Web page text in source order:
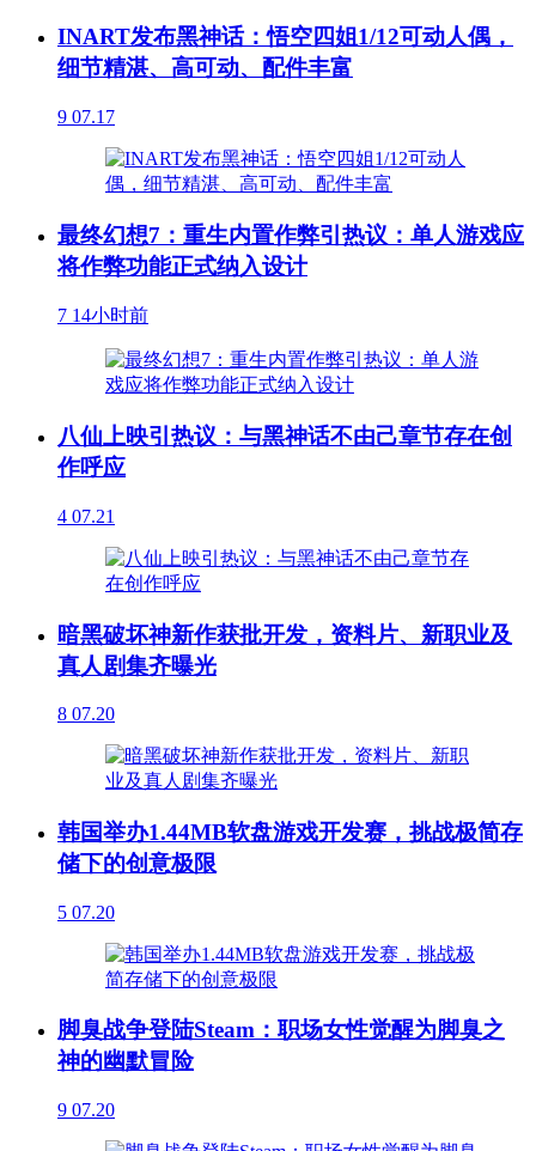
INART发布黑神话：悟空四姐1/12可动人偶，
细节精湛、高可动、配件丰富
9 07.17
最终幻想7：重生内置作弊引热议：单人游戏应
将作弊功能正式纳入设计
7 14小时前
八仙上映引热议：与黑神话不由己章节存在创
作呼应
4 07.21
暗黑破坏神新作获批开发，资料片、新职业及
真人剧集齐曝光
8 07.20
韩国举办1.44MB软盘游戏开发赛，挑战极简存
储下的创意极限
5 07.20
脚臭战争登陆Steam：职场女性觉醒为脚臭之
神的幽默冒险
9 07.20